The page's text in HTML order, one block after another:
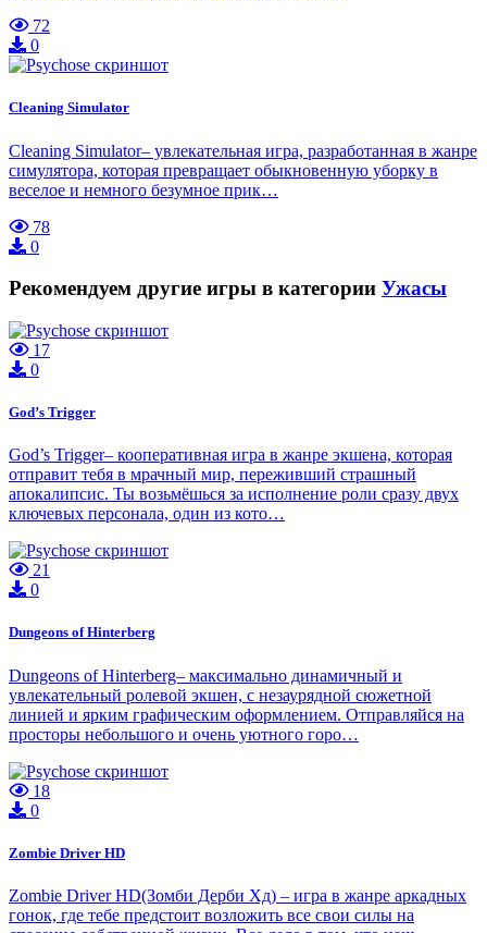
72
0
Cleaning Simulator
Cleaning Simulator– увлекательная игра, разработанная в жанре
симулятора, которая превращает обыкновенную уборку в
веселое и немного безумное прик…
78
0
Рекомендуем другие игры в категории Ужасы
17
0
God’s Trigger
God’s Trigger– кооперативная игра в жанре экшена, которая
отправит тебя в мрачный мир, переживший страшный
апокалипсис. Ты возьмёшься за исполнение роли сразу двух
ключевых персонала, один из кото…
21
0
Dungeons of Hinterberg
Dungeons of Hinterberg– максимально динамичный и
увлекательный ролевой экшен, с незаурядной сюжетной
линией и ярким графическим оформлением. Отправляйся на
просторы небольшого и очень уютного горо…
18
0
Zombie Driver HD
Zombie Driver HD(Зомби Дерби Хд) – игра в жанре аркадных
гонок, где тебе предстоит возложить все свои силы на